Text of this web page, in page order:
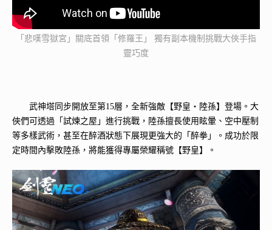
「悲嘆雪獄宮」關底首領「修羅王」 獨有副本機制挑戰大俠手指
靈巧度
武神塔同步開放至第15層，全新強敵【野皇・陸孫】登場。大
俠們可透過「試煉之屋」進行挑戰，陸孫擅長使用眩暈、空中壓制
等多樣武術，甚至在醉酒狀態下展現更強大的「醉拳」。成功於限
定時間內擊敗陸孫，將能獲得專屬榮耀稱號【野皇】。